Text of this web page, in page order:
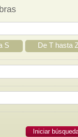
S De T hasta
Iniciar